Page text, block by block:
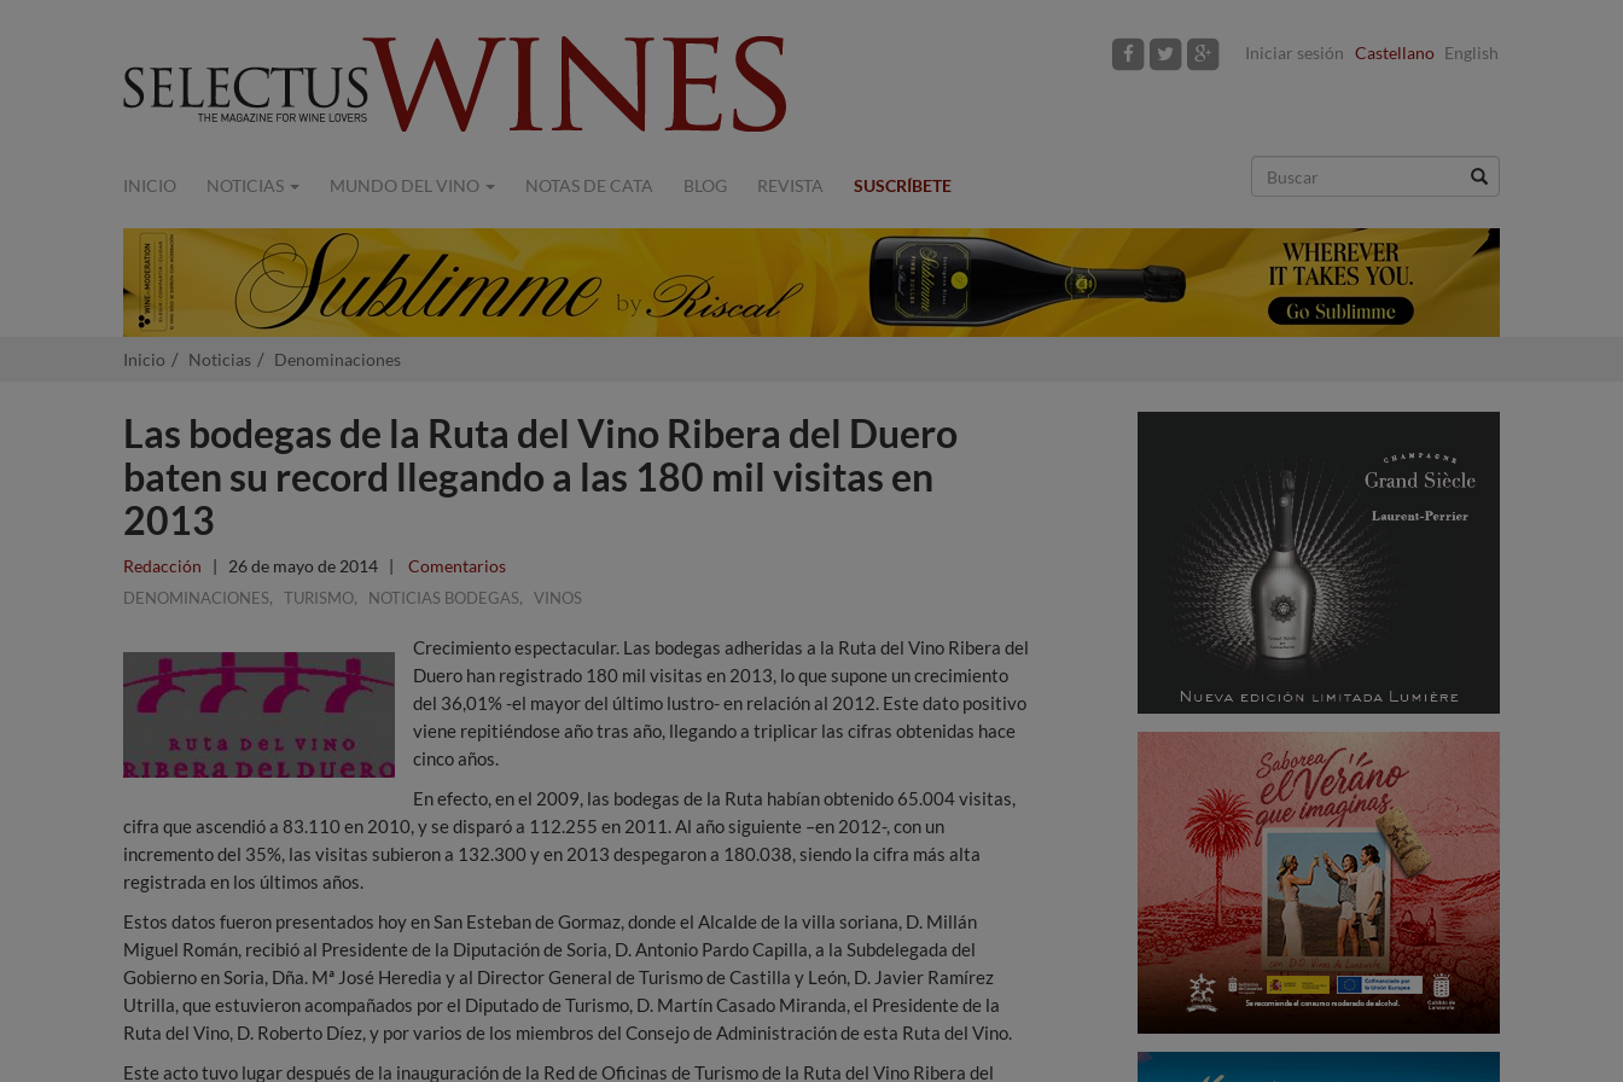
Iniciar sesión Castellano English
INICIO NOTICIAS MUNDO DEL VINO NOTAS DE CATA BLOG REVISTA SUSCRÍBETE
Inicio Noticias Denominaciones
Las bodegas de la Ruta del Vino Ribera del Duero
baten su record llegando a las 180 mil visitas en
2013
Redacción | 26 de mayo de 2014 | Comentarios
DENOMINACIONES, TURISMO, NOTICIAS BODEGAS, VINOS
Crecimiento espectacular. Las bodegas adheridas a la Ruta del Vino Ribera del
Duero han registrado 180 mil visitas en 2013, lo que supone un crecimiento
del 36,01% -el mayor del último lustro- en relación al 2012. Este dato positivo
viene repitiéndose año tras año, llegando a triplicar las cifras obtenidas hace
cinco años.
En efecto, en el 2009, las bodegas de la Ruta habían obtenido 65.004 visitas,
cifra que ascendió a 83.110 en 2010, y se disparó a 112.255 en 2011. Al año siguiente –en 2012-, con un
incremento del 35%, las visitas subieron a 132.300 y en 2013 despegaron a 180.038, siendo la cifra más alta
registrada en los últimos años.
Estos datos fueron presentados hoy en San Esteban de Gormaz, donde el Alcalde de la villa soriana, D. Millán
Miguel Román, recibió al Presidente de la Diputación de Soria, D. Antonio Pardo Capilla, a la Subdelegada del
Gobierno en Soria, Dña. Mª José Heredia y al Director General de Turismo de Castilla y León, D. Javier Ramírez
Utrilla, que estuvieron acompañados por el Diputado de Turismo, D. Martín Casado Miranda, el Presidente de la
Ruta del Vino, D. Roberto Díez, y por varios de los miembros del Consejo de Administración de esta Ruta del Vino.
Este acto tuvo lugar después de la inauguración de la Red de Oficinas de Turismo de la Ruta del Vino Ribera del